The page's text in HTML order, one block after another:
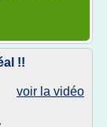
!!
voir la vidéo